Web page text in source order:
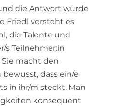
die Antwort würde
Friedl versteht es
die Talente und
s Teilnehmer:in
macht den
dass ein/e
in ihr/m steckt. Man
konsequent